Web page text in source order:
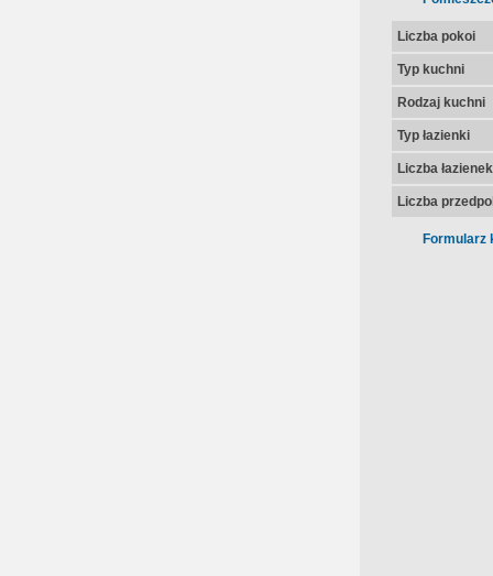
Liczba pokoi
Typ kuchni
Rodzaj kuchni
Typ łazienki
Liczba łazienek
Liczba
Formularz